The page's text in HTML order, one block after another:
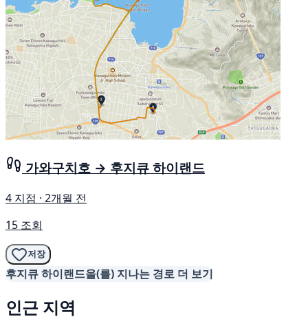
가와구치호 → 후지큐 하이랜드
4 지점 · 2개월 전
15 조회
저장
후지큐 하이랜드을(를) 지나는 경로 더 보기
인근 지역